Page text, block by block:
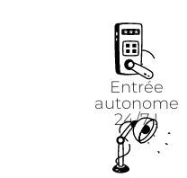
Entrée
autonome
24/7 !